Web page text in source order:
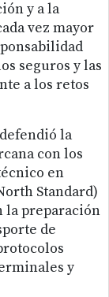
y a la
vez mayor
seguros y las
a los retos
la
con los
en
Standard)
la preparación
de
y